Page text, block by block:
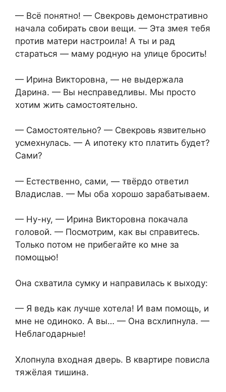
— Всё понятно! — Свекровь демонстративно
начала собирать свои вещи. — Эта змея тебя
против матери настроила! А ты и рад
стараться — маму родную на улице бросить!
— Ирина Викторовна, — не выдержала
Дарина. — Вы несправедливы. Мы просто
хотим жить самостоятельно.
— Самостоятельно? — Свекровь язвительно
усмехнулась. — А ипотеку кто платить будет?
Сами?
— Естественно, сами, — твёрдо ответил
Владислав. — Мы оба хорошо зарабатываем.
— Ну-ну, — Ирина Викторовна покачала
головой. — Посмотрим, как вы справитесь.
Только потом не прибегайте ко мне за
помощью!
Она схватила сумку и направилась к выходу:
— Я ведь как лучше хотела! И вам помощь, и
мне не одиноко. А вы… — Она всхлипнула. —
Неблагодарные!
Хлопнула входная дверь. В квартире повисла
тяжёлая тишина.